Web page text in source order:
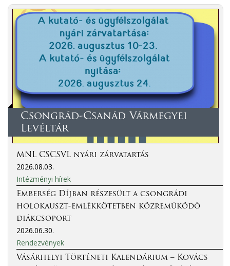
Csongrád-Csanád Vármegyei
Levéltár
MNL CSCSVL nyári zárvatartás
2026.08.03.
Intézményi hírek
Emberség Díjban részesült a csongrádi
holokauszt-emlékkötetben közreműködő
diákcsoport
2026.06.30.
Rendezvények
Vásárhelyi Történeti Kalendárium – Kovács